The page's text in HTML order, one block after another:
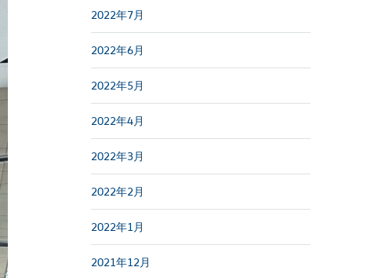
2022年7月
2022年6月
2022年5月
2022年4月
2022年3月
2022年2月
2022年1月
2021年12月